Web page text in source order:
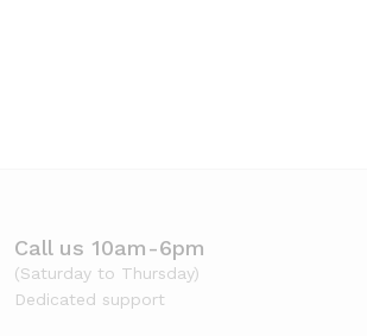
Call us 10am-6pm
(Saturday to Thursday)
Dedicated support